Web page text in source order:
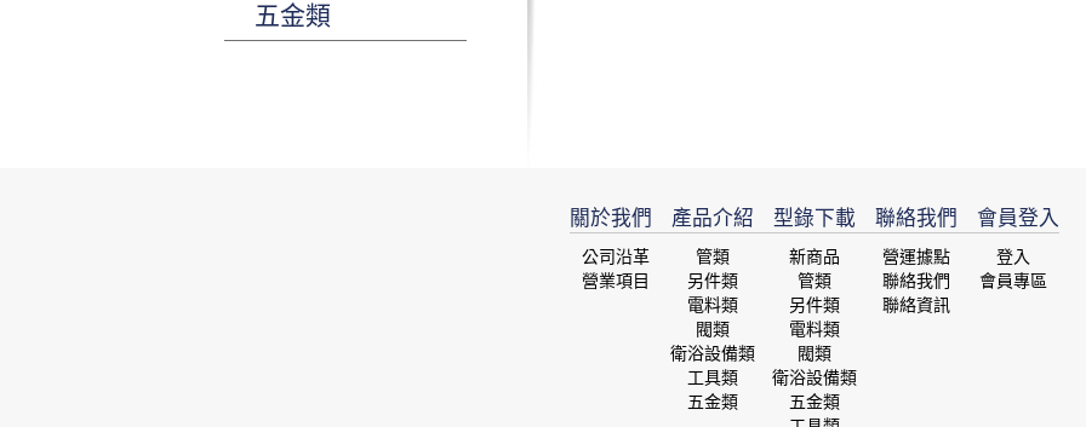
五金類
關於我們 產品介紹 型錄下載 聯絡我們 會員登入
公司沿革
營業項目
管類
另件類
電料類
閥類
衛浴設備類
工具類
五金類
新商品
管類
另件類
電料類
閥類
衛浴設備類
五金類
營運據點
聯絡我們
聯絡資訊
登入
會員專區